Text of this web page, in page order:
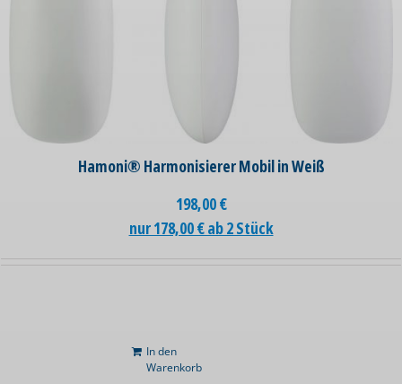
Hamoni® Harmonisierer Mobil in Weiß
198,00€
nur 178,00 € ab 2 Stück
In den
Warenkorb